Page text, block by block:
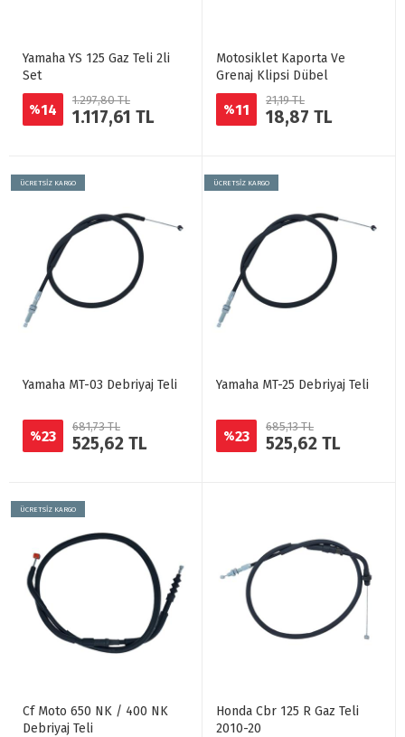
Yamaha YS 125 Gaz Teli 2li
Set
%14
1.297,80 TL
1.117,61 TL
Motosiklet Kaporta Ve
Grenaj Klipsi Dübel
%11
21,19 TL
18,87 TL
ÜCRETSİZ KARGO
Yamaha MT-03 Debriyaj Teli
%23
681,73 TL
525,62 TL
ÜCRETSİZ KARGO
Yamaha MT-25 Debriyaj Teli
%23
685,13 TL
525,62 TL
ÜCRETSİZ KARGO
Cf Moto 650 NK / 400 NK
Debriyaj Teli
Honda Cbr 125 R Gaz Teli
2010-20